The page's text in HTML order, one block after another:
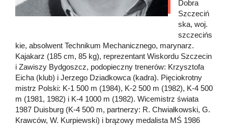
Dobra
Szczeciń
ska, woj.
szczecińs
kie, absolwent Technikum Mechanicznego, marynarz.
Kajakarz (185 cm, 85 kg), reprezentant Wiskordu Szczecin
i Zawiszy Bydgoszcz, podopieczny trenerów: Krzysztofa
Eicha (klub) i Jerzego Dziadkowca (kadra). Pięciokrotny
mistrz Polski: K-1 500 m (1984), K-2 500 m (1982), K-4 500
m (1981, 1982) i K-4 1000 m (1982). Wicemistrz świata
1987 Duisburg (K-4 500 m, partnerzy: R. Chwiałkowski, G.
Krawców, W. Kurpiewski) i brązowy medalista MŚ 1986